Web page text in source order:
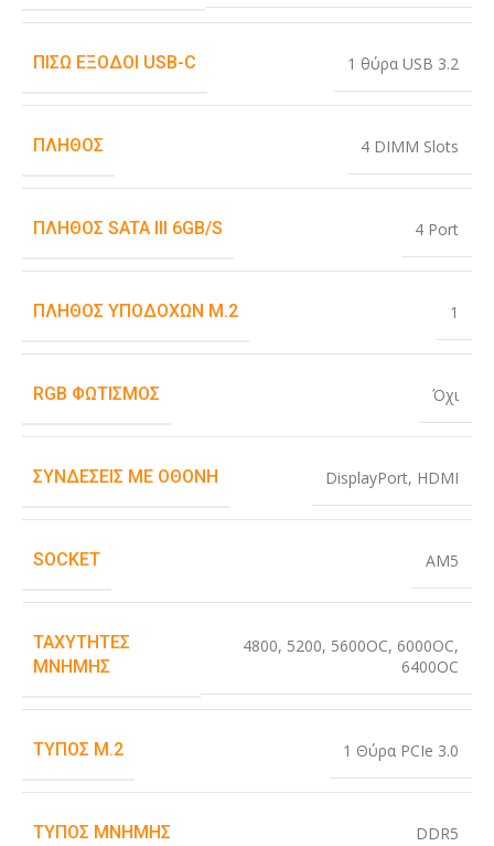
ΠΊΣΩ ΈΞΟΔΟΙ USB-C 1 θύρα USB 3.2
ΠΛΉΘΟΣ 4 DIMM Slots
ΠΛΉΘΟΣ SATA III 6GB/S 4 Port
ΠΛΉΘΟΣ ΥΠΟΔΟΧΏΝ M.2 1
RGB ΦΩΤΙΣΜΌΣ Όχι
ΣΥΝΔΈΣΕΙΣ ΜΕ ΟΘΌΝΗ DisplayPort, HDMI
SOCKET AM5
ΤΑΧΎΤΗΤΕΣ
ΜΝΉΜΗΣ
4800, 5200, 5600OC, 6000OC,
6400OC
ΤΎΠΟΣ M.2 1 Θύρα PCIe 3.0
ΤΎΠΟΣ ΜΝΉΜΗΣ DDR5